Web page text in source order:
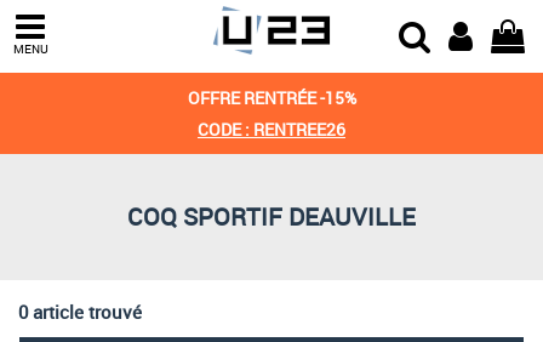
MENU
OFFRE RENTRÉE -15%
CODE : RENTREE26
COQ SPORTIF DEAUVILLE
0 article trouvé
Trier par
Derniers arrivages
Meilleures remises